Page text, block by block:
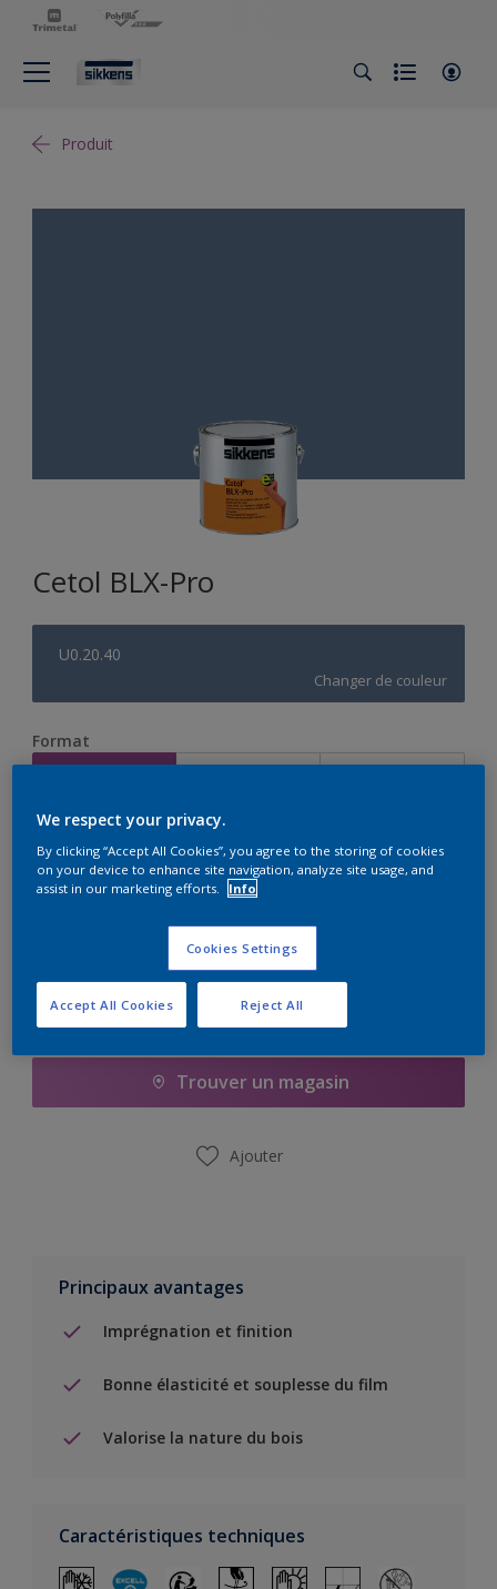
Produit
Cetol BLX-Pro
U0.20.40
Changer de couleur
Format
Calculer
Ajouter à la liste d’achats
Trouver un magasin
Ajouter
Principaux avantages
Imprégnation et finition
Bonne élasticité et souplesse du film
Valorise la nature du bois
Caractéristiques techniques
We respect your privacy.
By clicking “Accept All Cookies”, you agree to the storing of cookies
on your device to enhance site navigation, analyze site usage, and
assist in our marketing efforts.
Info
Cookies Settings
Reject All
Accept All Cookies